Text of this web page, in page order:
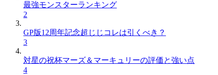
最強モンスターランキング
2
GP版12周年記念超じじコレは引くべき？
3
対星の祝杯マーズ＆マーキュリーの評価と強い点
4